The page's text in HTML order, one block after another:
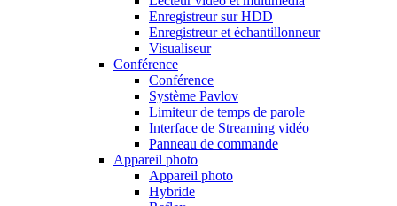
Enregistreur sur HDD
Enregistreur et échantillonneur
Visualiseur
Conférence
Conférence
Système Pavlov
Limiteur de temps de parole
Interface de Streaming vidéo
Panneau de commande
Appareil photo
Appareil photo
Hybride